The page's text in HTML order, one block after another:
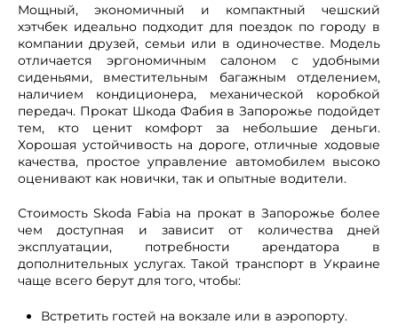
Мощный, экономичный и компактный чешский
хэтчбек идеально подходит для поездок по городу в
компании друзей, семьи или в одиночестве. Модель
отличается эргономичным салоном с удобными
сиденьями, вместительным багажным отделением,
наличием кондиционера, механической коробкой
передач. Прокат Шкода Фабия в Запорожье подойдет
тем, кто ценит комфорт за небольшие деньги.
Хорошая устойчивость на дороге, отличные ходовые
качества, простое управление автомобилем высоко
оценивают как новички, так и опытные водители.
Стоимость Skoda Fabia на прокат в Запорожье более
чем доступная и зависит от количества дней
эксплуатации, потребности арендатора в
дополнительных услугах. Такой транспорт в Украине
чаще всего берут для того, чтобы:
Встретить гостей на вокзале или в аэропорту.